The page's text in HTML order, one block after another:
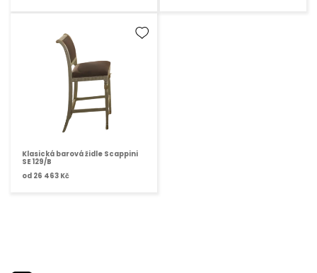
Klasická barová židle Scappini
SE 129/B
od 26 463 Kč